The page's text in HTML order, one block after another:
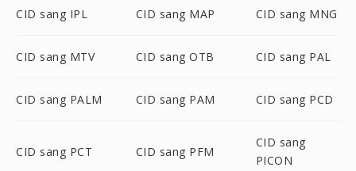
CID sang IPL CID sang MAP CID sang MNG
CID sang MTV CID sang OTB CID sang PAL
CID sang PALM CID sang PAM CID sang PCD
CID sang PCT CID sang PFM
CID sang
PICON